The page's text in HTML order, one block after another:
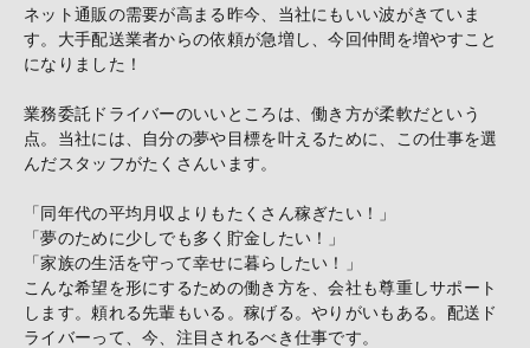
ネット通販の需要が高まる昨今、当社にもいい波がきていま
す。 大手配送業者からの依頼が急増し、今回仲間を増やすこと
になりました！
業務委託ドライバーのいいところは、働き方が柔軟だという
点。 当社には、自分の夢や目標を叶えるために、
この仕事を選
んだスタッフがたくさんいます。
「同年代の平均月収よりもたくさん稼ぎたい！」
「夢のために少しでも多く貯金したい！」
「家族の生活を守って幸せに暮らしたい！」
こんな希望を形にするための働き方を、会社も尊重しサポート
します。 頼れる先輩もいる。稼げる。やりがいもある。 配送ド
ライバーって、今、注目されるべき仕事です。